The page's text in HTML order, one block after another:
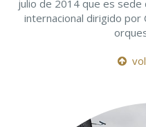
julio de 2014 que es sede
internacional dirigido